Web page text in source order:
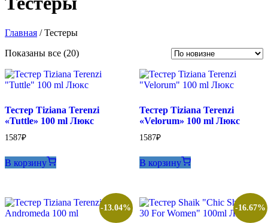
Главная / Тестеры
Показаны все (20)Сортировка:
недавние
Тестер Tiziana Terenzi
«Tuttle» 100 ml Люкс
1587₽
В корзину
Тестер Tiziana Terenzi
«Velorum» 100 ml Люкс
1587₽
В корзину
-13.04% -16.67%